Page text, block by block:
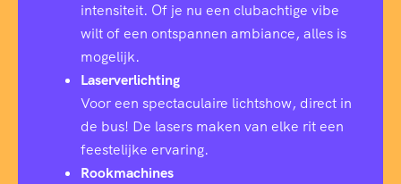
intensiteit. Of je nu een clubachtige vibe
wilt of een ontspannen ambiance, alles is
mogelijk.
Laserverlichting
Voor een spectaculaire lichtshow, direct in
de bus! De lasers maken van elke rit een
feestelijke ervaring.
Rookmachines